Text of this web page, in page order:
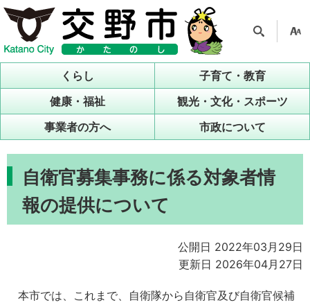
ル
くらし
子育て・教育
健康・福祉
観光・文化・スポーツ
事業者の方へ
市政について
自衛官募集事務に係る対象者情
報の提供について
公開日 2022年03月29日
更新日 2026年04月27日
本市では、これまで、自衛隊から自衛官及び自衛官候補